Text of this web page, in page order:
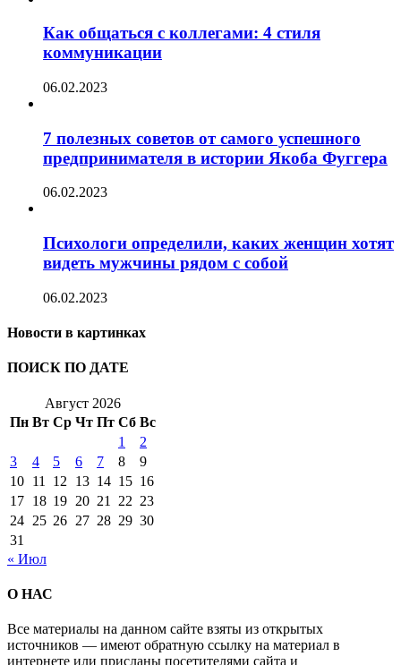
Как общаться с коллегами: 4 стиля
коммуникации
06.02.2023
7 полезных советов от самого успешного
предпринимателя в истории Якоба Фуггера
06.02.2023
Психологи определили, каких женщин хотят
видеть мужчины рядом с собой
06.02.2023
Новости в картинках
ПОИСК ПО ДАТЕ
Август 2026
Пн Вт Ср Чт Пт Сб Вс
1
2
3
4 5 6 7 8
9
10 11 12 13 14 15 16
17 18 19 20 21 22 23
24 25 26 27 28 29 30
31
« Июл
О НАС
Все материалы на данном сайте взяты из открытых
источников — имеют обратную ссылку на материал в
интернете или присланы посетителями сайта и